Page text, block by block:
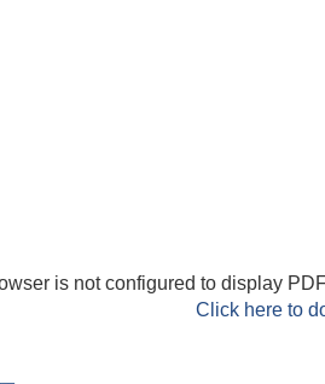
is not configured to display
Click here to